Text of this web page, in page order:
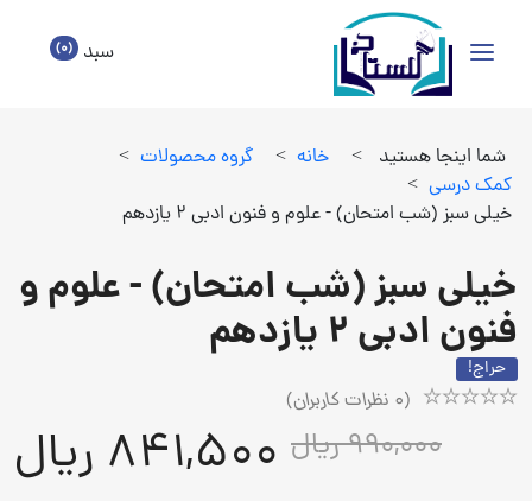
سبد (0)
شما اینجا هستید > خانه > گروه محصولات >
كمك درسي >
خیلی سبز (شب امتحان) - علوم و فنون ادبی 2 یازدهم
خیلی سبز (شب امتحان) - علوم و
فنون ادبی 2 یازدهم
حراج!
(
0 نظرات کاربران)
990,000 ریال 841,500 ریال